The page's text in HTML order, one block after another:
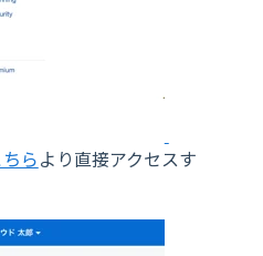
らより直接アクセスす